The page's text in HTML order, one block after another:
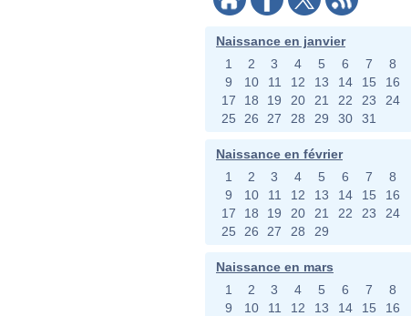
Naissance en janvier
1
2 3 4 5 6 7
8
9
10 11 12 13 14 15
16
17
18 19 20 21 22 23
24
25
26 27 28 29 30 31
Naissance en février
1
2 3 4 5 6 7
8
9
10 11 12 13 14 15
16
17
18 19 20 21 22 23
24
25
26 27 28 29
Naissance en mars
1
2 3 4 5 6 7
8
9
10 11 12 13 14 15
16